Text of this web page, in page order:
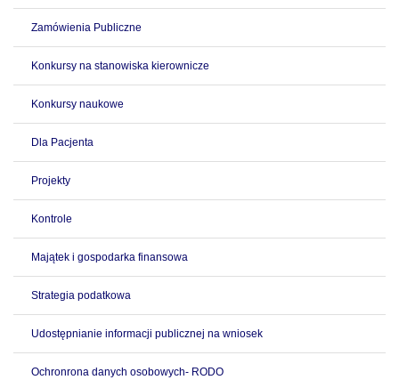
Zamówienia Publiczne
Konkursy na stanowiska kierownicze
Konkursy naukowe
Dla Pacjenta
Projekty
Kontrole
Majątek i gospodarka finansowa
Strategia podatkowa
Udostępnianie informacji publicznej na wniosek
Ochronrona danych osobowych- RODO